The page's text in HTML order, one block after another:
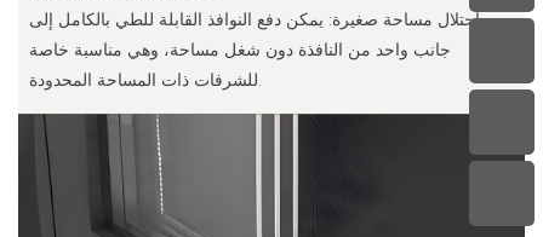
احتلال مساحة صغيرة: يمكن دفع النوافذ القابلة للطي بالكامل إلى
جانب واحد من النافذة دون شغل مساحة، وهي مناسبة خاصة
للشرفات ذات المساحة المحدودة.